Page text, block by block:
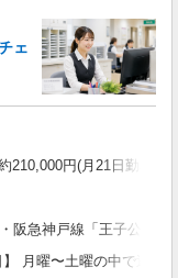
ェ
210,000円(月21日勤務の
阪急神戸線「王子公園
】 月曜〜土曜の中で週5